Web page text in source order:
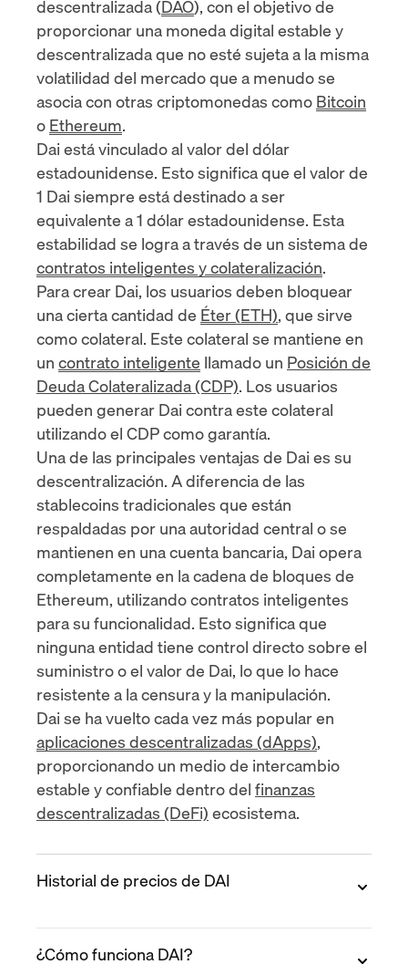
descentralizada (DAO), con el objetivo de
proporcionar una moneda digital estable y
descentralizada que no esté sujeta a la misma
volatilidad del mercado que a menudo se
asocia con otras criptomonedas como Bitcoin
o Ethereum.
Dai está vinculado al valor del dólar
estadounidense. Esto significa que el valor de
1 Dai siempre está destinado a ser
equivalente a 1 dólar estadounidense. Esta
estabilidad se logra a través de un sistema de
contratos inteligentes y colateralización.
Para crear Dai, los usuarios deben bloquear
una cierta cantidad de Éter (ETH), que sirve
como colateral. Este colateral se mantiene en
un contrato inteligente llamado un Posición de
Deuda Colateralizada (CDP). Los usuarios
pueden generar Dai contra este colateral
utilizando el CDP como garantía.
Una de las principales ventajas de Dai es su
descentralización. A diferencia de las
stablecoins tradicionales que están
respaldadas por una autoridad central o se
mantienen en una cuenta bancaria, Dai opera
completamente en la cadena de bloques de
Ethereum, utilizando contratos inteligentes
para su funcionalidad. Esto significa que
ninguna entidad tiene control directo sobre el
suministro o el valor de Dai, lo que lo hace
resistente a la censura y la manipulación.
Dai se ha vuelto cada vez más popular en
aplicaciones descentralizadas (dApps),
proporcionando un medio de intercambio
estable y confiable dentro del finanzas
descentralizadas (DeFi) ecosistema.
Historial de precios de DAI
DAI es una moneda estable vinculada al dólar
estadounidense. Por lo tanto, su valor siempre
¿Cómo funciona DAI?